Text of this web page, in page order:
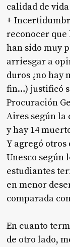
calidad de
+
reconocer que
han sido muy
arriesgar a
duros ¿no hay
fin…) justificó
Procuración
Aires según la
y hay 14
Y agregó
Unesco según
estudiantes
en menor
comparada
En cuanto
de otro lado,